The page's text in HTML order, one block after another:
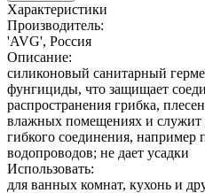
Характеристики
Производитель:
'AVG', Россия
Описание:
силиконовый санитарный
фунгициды, что защищает
распространения грибка,
влажных помещениях и служит
гибкого соединения, например
водопроводов; не дает усадки
Использовать:
для ванных комнат, кухонь и